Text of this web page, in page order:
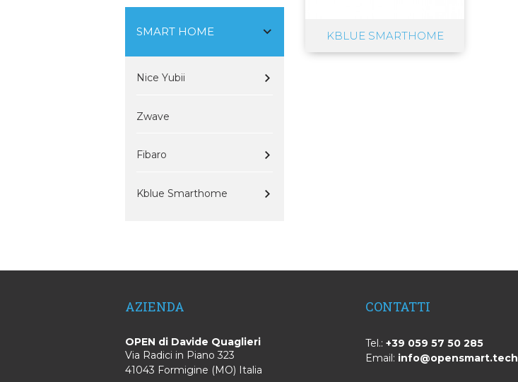
SMART HOME
Nice Yubii
Zwave
Fibaro
Kblue Smarthome
KBLUE SMARTHOME
AZIENDA
OPEN di Davide Quaglieri
Via Radici in Piano 323
41043 Formigine (MO) Italia
CONTATTI
Tel.: +39 059 57 50 285
Email: info@opensmart.tech